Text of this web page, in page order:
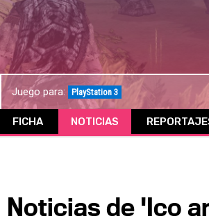
REPORTAJES
TRUCOS
E3
Juego para: PlayStation 3
FICHA NOTICIAS
Noticias de 'Ico